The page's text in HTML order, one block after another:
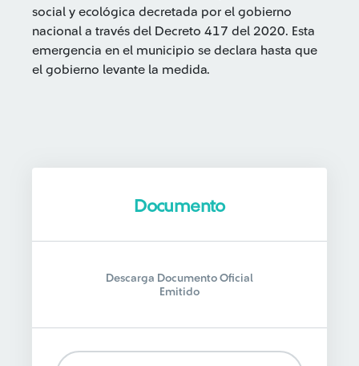
social y ecológica decretada por el gobierno
nacional a través del Decreto 417 del 2020. Esta
emergencia en el municipio se declara hasta que
el gobierno levante la medida.
Documento
Descarga Documento Oficial
Emitido